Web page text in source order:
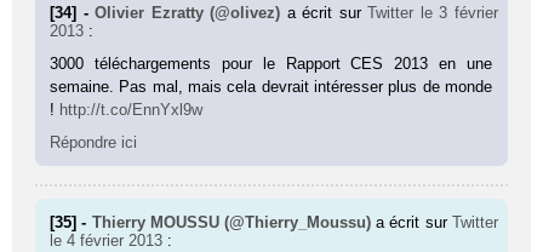
[34] -Olivier Ezratty (@olivez) a écrit surTwitter le 3 février
2013 :
3000 téléchargements pour le Rapport CES 2013 en une
semaine. Pas mal, mais cela devrait intéresser plus de monde
! http://t.co/EnnYxl9w
Répondre ici
[35] - Thierry MOUSSU (@Thierry_Moussu) a écrit sur Twitter
le 4 février 2013 :